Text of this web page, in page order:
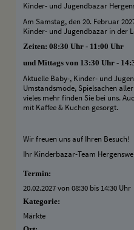
Kinder- und Jugendbazar
Am Samstag, den 20. Februar
Kinder- und Jugendbazar in der
Zeiten: 08:30 Uhr - 11:00 Uhr
und Mittags von 13:30 Uhr -
Aktuelle Baby-, Kinder- und
Umstandsmode, Spielsachen
vieles mehr finden Sie bei uns.
mit Kaffee & Kuchen gesorgt.
Wir freuen uns auf Ihren Besuch!
Ihr Kinderbazar-Team
Termin:
20.02.2027 von 08:30 bis 14:30 Uhr
Kategorie:
Märkte